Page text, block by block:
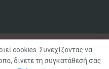
cookies. Συνεχίζοντας να
δίνετε τη συγκατάθεσή σας